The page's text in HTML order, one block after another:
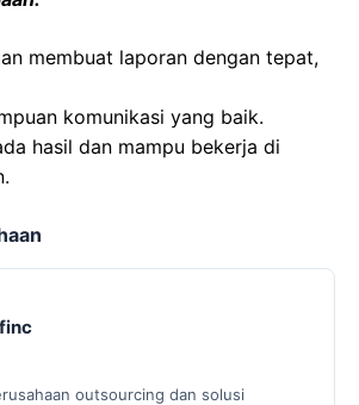
membuat laporan dengan tepat,
komunikasi yang baik.
hasil dan mampu bekerja di
outsourcing dan solusi